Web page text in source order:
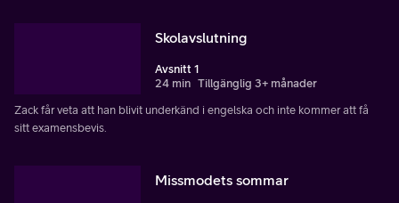
Skolavslutning
Avsnitt 1
24 min Tillgänglig 3+ månader
Zack får veta att han blivit underkänd i engelska och inte kommer att få
sitt examensbevis.
Missmodets sommar